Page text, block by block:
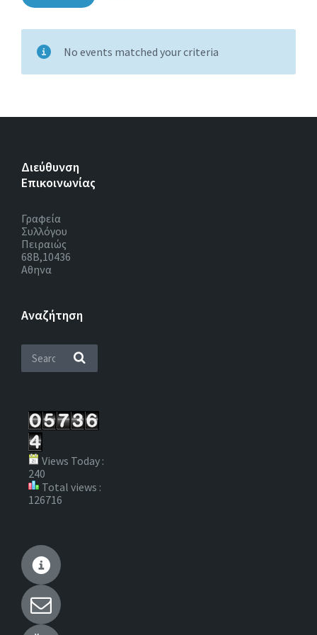
No events matched your criteria
Διεύθυνση
Επικοινωνίας
Γραφεία
Συλλόγου
Πειραιώς
68Β,10436
Αθηνα
Αναζήτηση
Views Today :
240
Total views :
126716
Wikipedia
Email